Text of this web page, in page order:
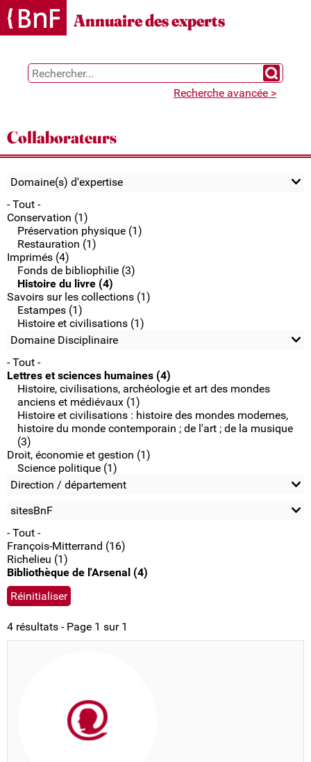
Gestion des cookies
Annuaire des experts
Chercher
Recherche avancée >
Collaborateurs
Domaine(s) d'expertise
- Tout -
Conservation (1)
Préservation physique (1)
Restauration (1)
Imprimés (4)
Fonds de bibliophilie (3)
Histoire du livre (4)
Savoirs sur les collections (1)
Estampes (1)
Histoire et civilisations (1)
Domaine Disciplinaire
- Tout -
Lettres et sciences humaines (4)
Histoire, civilisations, archéologie et art des mondes
anciens et médiévaux (1)
Histoire et civilisations : histoire des mondes modernes,
histoire du monde contemporain ; de l'art ; de la musique
(3)
Droit, économie et gestion (1)
Science politique (1)
Direction / département
sitesBnF
- Tout -
François-Mitterrand (16)
Richelieu (1)
Bibliothèque de l'Arsenal (4)
4 résultats - Page 1 sur 1